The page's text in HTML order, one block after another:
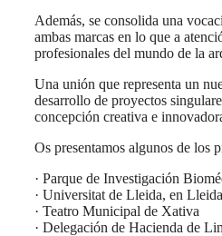
Además, se consolida una
ambas marcas en lo que a
profesionales del mundo de la
Una unión que representa un
desarrollo de proyectos
concepción creativa e
Os presentamos algunos de los
· Parque de Investigación
· Universitat de Lleida, en Lleida
· Teatro Municipal de Xativa
· Delegación de Hacienda de